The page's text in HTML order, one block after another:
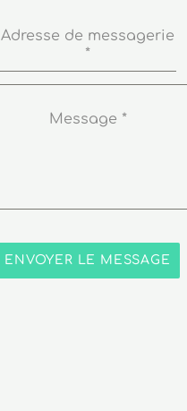
Adresse de messagerie
*
Message *
ENVOYER LE MESSAGE